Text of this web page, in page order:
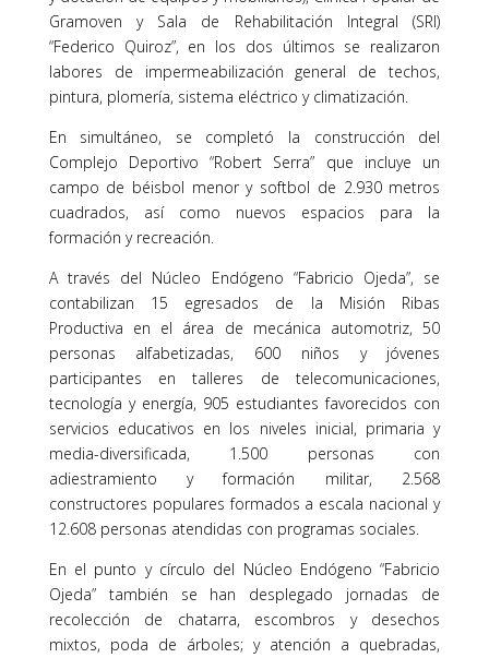
Gramoven y Sala de Rehabilitación Integral (SRI)
“Federico Quiroz”, en los dos últimos se realizaron
labores de impermeabilización general de techos,
pintura, plomería, sistema eléctrico y climatización.
En simultáneo, se completó la construcción del
Complejo Deportivo “Robert Serra” que incluye un
campo de béisbol menor y softbol de 2.930 metros
cuadrados, así como nuevos espacios para la
formación y recreación.
A través del Núcleo Endógeno “Fabricio Ojeda”, se
contabilizan 15 egresados de la Misión Ribas
Productiva en el área de mecánica automotriz, 50
personas alfabetizadas, 600 niños y jóvenes
participantes en talleres de telecomunicaciones,
tecnología y energía, 905 estudiantes favorecidos con
servicios educativos en los niveles inicial, primaria y
media-diversificada, 1.500 personas con
adiestramiento y formación militar, 2.568
constructores populares formados a escala nacional y
12.608 personas atendidas con programas sociales.
En el punto y círculo del Núcleo Endógeno “Fabricio
Ojeda” también se han desplegado jornadas de
recolección de chatarra, escombros y desechos
mixtos, poda de árboles; y atención a quebradas,